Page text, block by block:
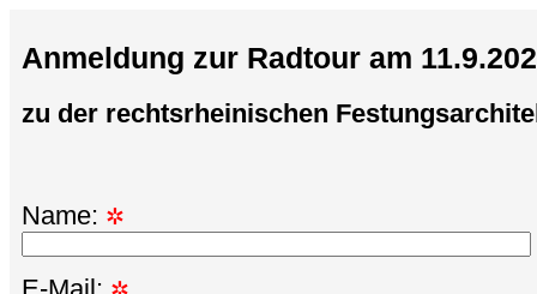
Anmeldung zur Radtour am
zu der rechtsrheinischen
Name: ✲